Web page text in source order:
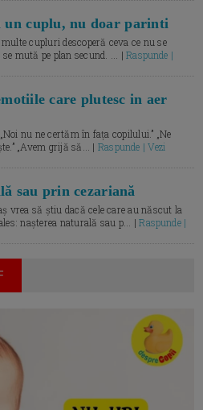
un cuplu, nu doar parinti
cupluri descoperă ceva ce nu se
se mută pe plan secund. ... |Raspunde |
care plutesc in aer
nu ne certăm în fața copilului.” „Ne
„Avem grijă să... | Raspunde | Vezi
sau prin cezariană
vrea să știu dacă cele care au născut la
nașterea naturală sau p... |Raspunde |